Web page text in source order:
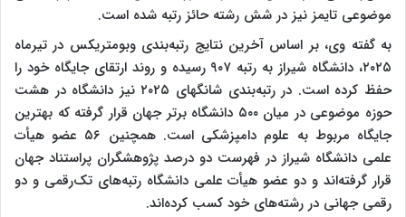
موضوعی تایمز نیز در شش رشته حائز رتبه شده است.
به گفته وی، بر اساس آخرین نتایج رتبه‌بندی وبومتریکس در تیرماه
۲۰۲۵، دانشگاه شیراز به رتبه ۹۰۷ رسیده و روند ارتقای جایگاه خود را
حفظ کرده است. در رتبه‌بندی شانگهای ۲۰۲۵ نیز دانشگاه در هشت
حوزه موضوعی در میان ۵۰۰ دانشگاه برتر جهان قرار گرفته که بهترین
جایگاه مربوط به علوم دامپزشکی است. همچنین ۵۶ عضو هیأت
علمی دانشگاه شیراز در فهرست دو درصد پژوهشگران پراستناد جهان
قرار گرفته‌اند و دو عضو هیأت علمی دانشگاه رتبه‌های تک‌رقمی و دو
رقمی جهانی در رشته‌های خود کسب کرده‌اند.